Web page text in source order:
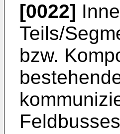
[0022]
Teils/
bzw.